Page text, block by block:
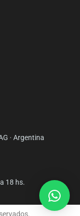
· Argentina
18 hs.